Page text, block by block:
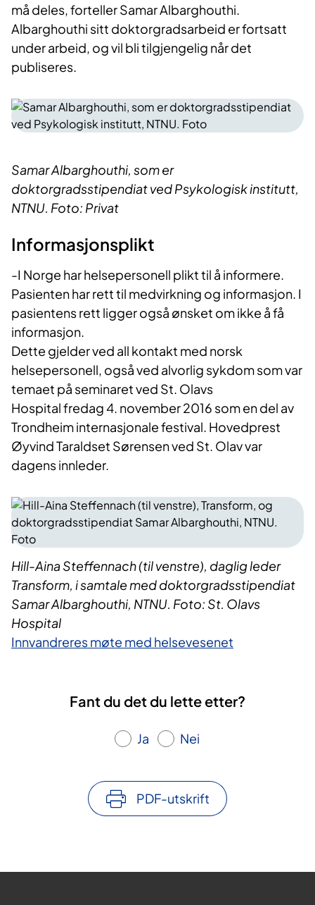
må deles, forteller Samar Albarghouthi.
Albarghouthi sitt doktorgradsarbeid er fortsatt
under arbeid, og vil bli tilgjengelig når det
publiseres.
Samar Albarghouthi, som er
doktorgradsstipendiat ved Psykologisk institutt,
NTNU. Foto: Privat
Informasjonsplikt
-I Norge har helsepersonell plikt til å informere.
Pasienten har rett til medvirkning og informasjon. I
pasientens rett ligger også ønsket om ikke å få
informasjon.
Dette gjelder ved all kontakt med norsk
helsepersonell, også ved alvorlig sykdom som var
temaet på seminaret ved St. Olavs
Hospital fredag 4. november 2016 som en del av
Trondheim internasjonale festival. Hovedprest
Øyvind Taraldset Sørensen ved St. Olav var
dagens innleder.
Hill-Aina Steffennach (til venstre), daglig leder
Transform, i samtale med doktorgradsstipendiat
Samar Albarghouthi, NTNU. Foto: St. Olavs
Hospital
Innvandreres møte med helsevesenet
Fant du det du lette etter?
Ja Nei
PDF-utskrift